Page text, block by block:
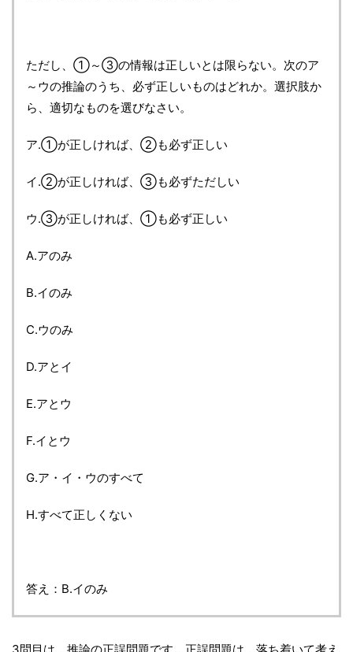
ただし、①～③の情報は正しいとは限らない。次のア
～ウの推論のうち、必ず正しいものはどれか。選択肢か
ら、適切なものを選びなさい。
ア.①が正しければ、②も必ず正しい
イ.②が正しければ、③も必ずただしい
ウ.③が正しければ、①も必ず正しい
A.アのみ
B.イのみ
C.ウのみ
D.アとイ
E.アとウ
F.イとウ
G.ア・イ・ウのすべて
H.すべて正しくない
答え：B.イのみ